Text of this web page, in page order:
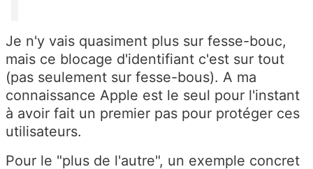
Je n'y vais quasiment plus sur fesse-bouc,
mais ce blocage d'identifiant c'est sur tout
(pas seulement sur fesse-bous). A ma
connaissance Apple est le seul pour l'instant
à avoir fait un premier pas pour protéger ces
utilisateurs.
Pour le "plus de l'autre", un exemple concret